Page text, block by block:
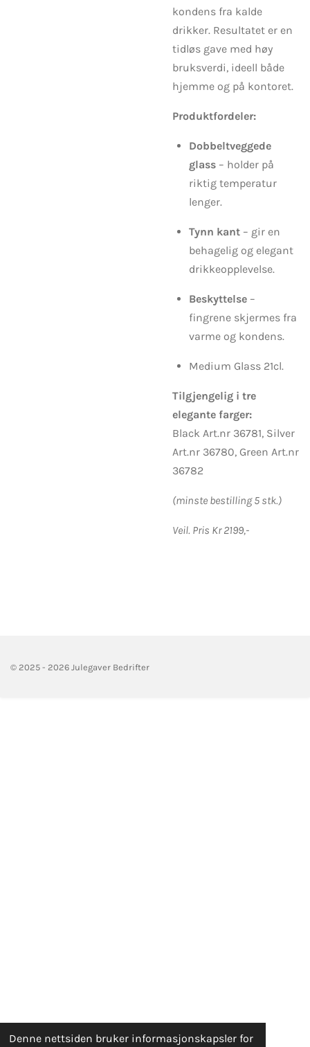
Denne nettsiden bruker informasjonskapsler for
kondens fra kalde
drikker. Resultatet er en
tidløs gave med høy
bruksverdi, ideell både
hjemme og på kontoret.
Produktfordeler:
Dobbeltveggede
glass – holder på
riktig temperatur
lenger.
Tynn kant – gir en
behagelig og elegant
drikkeopplevelse.
Beskyttelse –
fingrene skjermes fra
varme og kondens.
Medium Glass 21cl.
Tilgjengelig i tre
elegante farger:
Black Art.nr 36781, Silver
Art.nr 36780, Green Art.nr
36782
(minste bestilling 5 stk.)
Veil. Pris Kr 2199,-
© 2025 - 2026 Julegaver Bedrifter